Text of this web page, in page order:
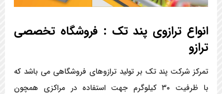
انواع ترازوی پند تک : فروشگاه تخصصی
ترازو
تمرکز شرکت پند تک بر تولید ترازوهای فروشگاهی می باشد که
با ظرفیت ۳۰ کیلوگرم جهت استفاده در مراکزی همچون